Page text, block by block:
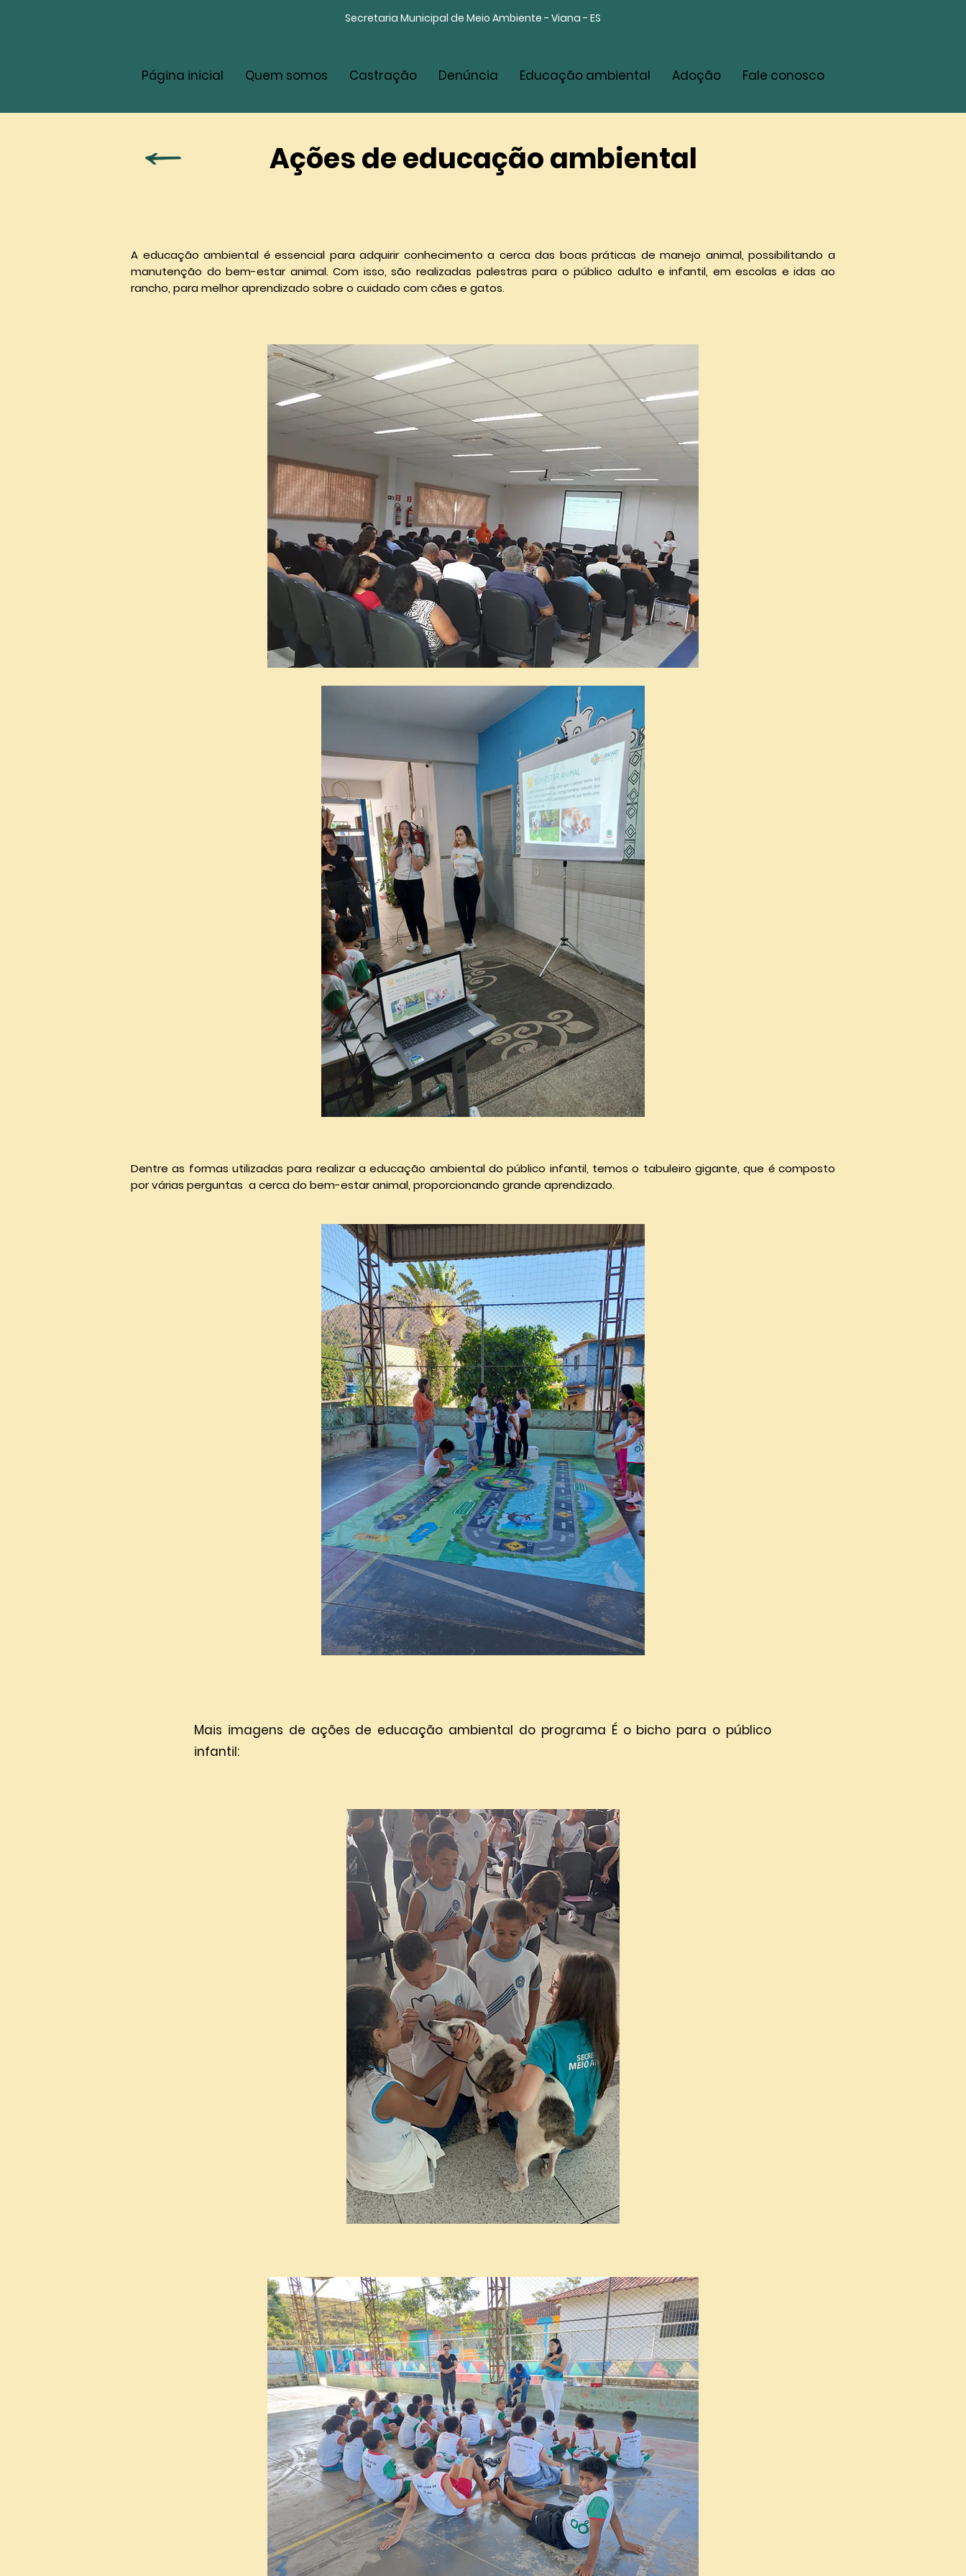
Secretaria Municipal de Meio Ambiente - Viana - ES
Página inicial Quem somos Castração Denúncia Educação ambiental Adoção Fale conosco
Ações de educação ambiental
A educação ambiental é essencial para adquirir conhecimento a cerca das boas práticas de manejo animal, possibilitando a
manutenção do bem-estar animal. Com isso, são realizadas palestras para o público adulto e infantil, em escolas e idas ao
rancho, para melhor aprendizado sobre o cuidado com cães e gatos.​
Dentre as formas utilizadas para realizar a educação ambiental do público infantil, temos o tabuleiro gigante, que é composto
por várias perguntas a cerca do bem-estar animal, proporcionando grande aprendizado.
Mais imagens de ações de educação ambiental do programa É o bicho para o público
infantil: